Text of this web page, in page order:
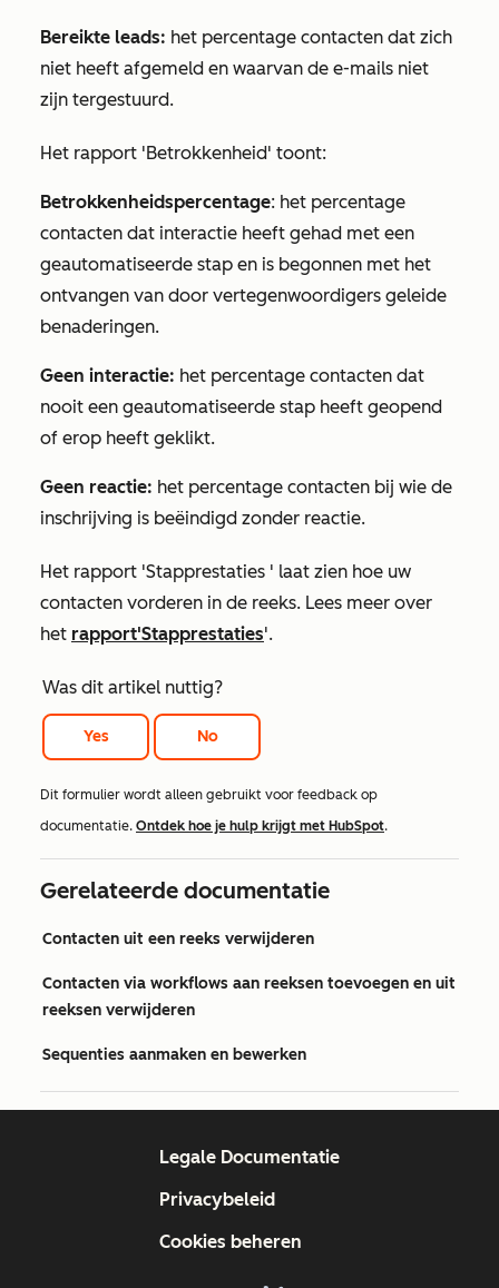
Bereikte leads: het percentage contacten dat zich
niet heeft afgemeld en waarvan de e-mails niet
zijn tergestuurd.
Het rapport 'Betrokkenheid' toont:
Betrokkenheidspercentage: het percentage
contacten dat interactie heeft gehad met een
geautomatiseerde stap en is begonnen met het
ontvangen van door vertegenwoordigers geleide
benaderingen.
Geen interactie: het percentage contacten dat
nooit een geautomatiseerde stap heeft geopend
of erop heeft geklikt.
Geen reactie: het percentage contacten bij wie de
inschrijving is beëindigd zonder reactie.
Het rapport 'Stapprestaties ' laat zien hoe uw
contacten vorderen in de reeks. Lees meer over
het rapport'Stapprestaties'.
Was dit artikel nuttig?
Yes No
Dit formulier wordt alleen gebruikt voor feedback op
documentatie. Ontdek hoe je hulp krijgt met HubSpot.
Gerelateerde documentatie
Contacten uit een reeks verwijderen
Contacten via workflows aan reeksen toevoegen en uit
reeksen verwijderen
Sequenties aanmaken en bewerken
Legale Documentatie
Privacybeleid
Cookies beheren